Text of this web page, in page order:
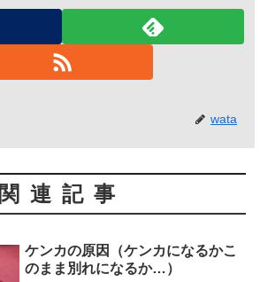
wata
関連記事
ケンカの原因（ケンカになるかこ
のまま別れになるか…）